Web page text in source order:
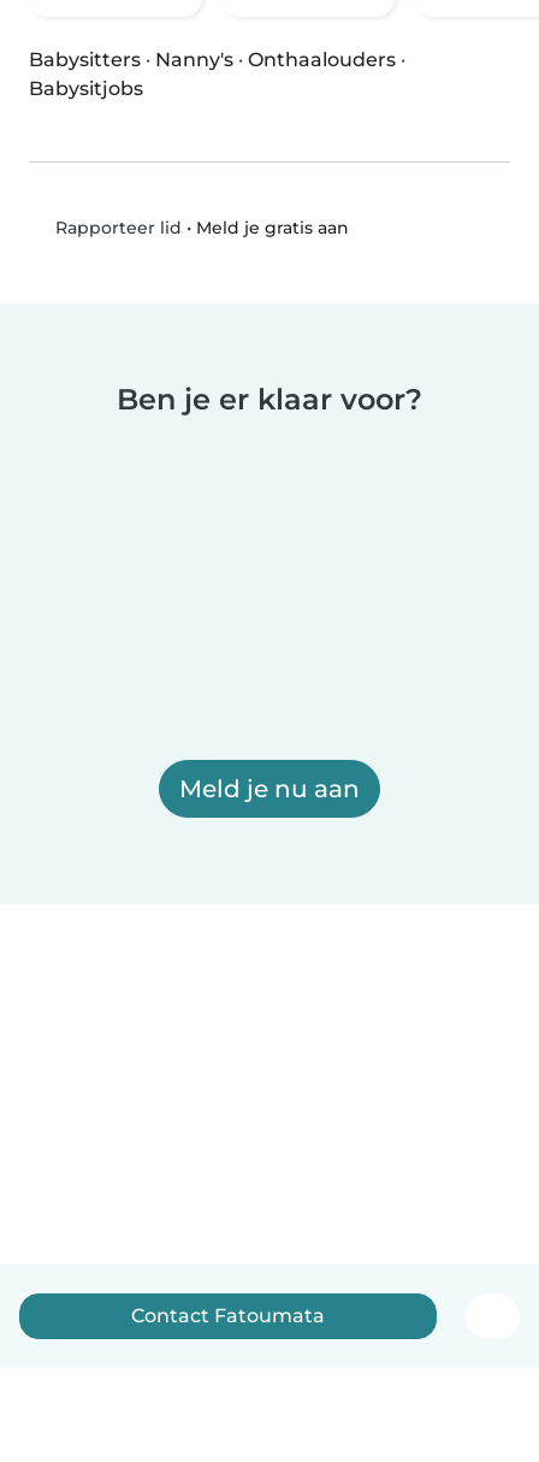
Babysitters · Nanny's · Onthaalouders ·
Babysitjobs
Rapporteer lid • Meld je gratis aan
Ben je er klaar voor?
Meld je nu aan
Contact Fatoumata